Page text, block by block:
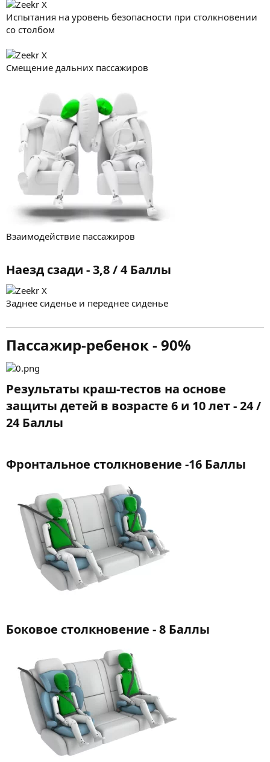
Испытания на уровень безопасности при столкновении
со столбом
Смещение дальних пассажиров
Взаимодействие пассажиров
Наезд сзади - 3,8 / 4 Баллы​
Заднее сиденье и переднее сиденье
Пассажир-ребенок - 90%​
Результаты краш-тестов на основе
защиты детей в возрасте 6 и 10 лет - 24 /
24 Баллы​
Фронтальное столкновение -16 Баллы​
Боковое столкновение - 8 Баллы​